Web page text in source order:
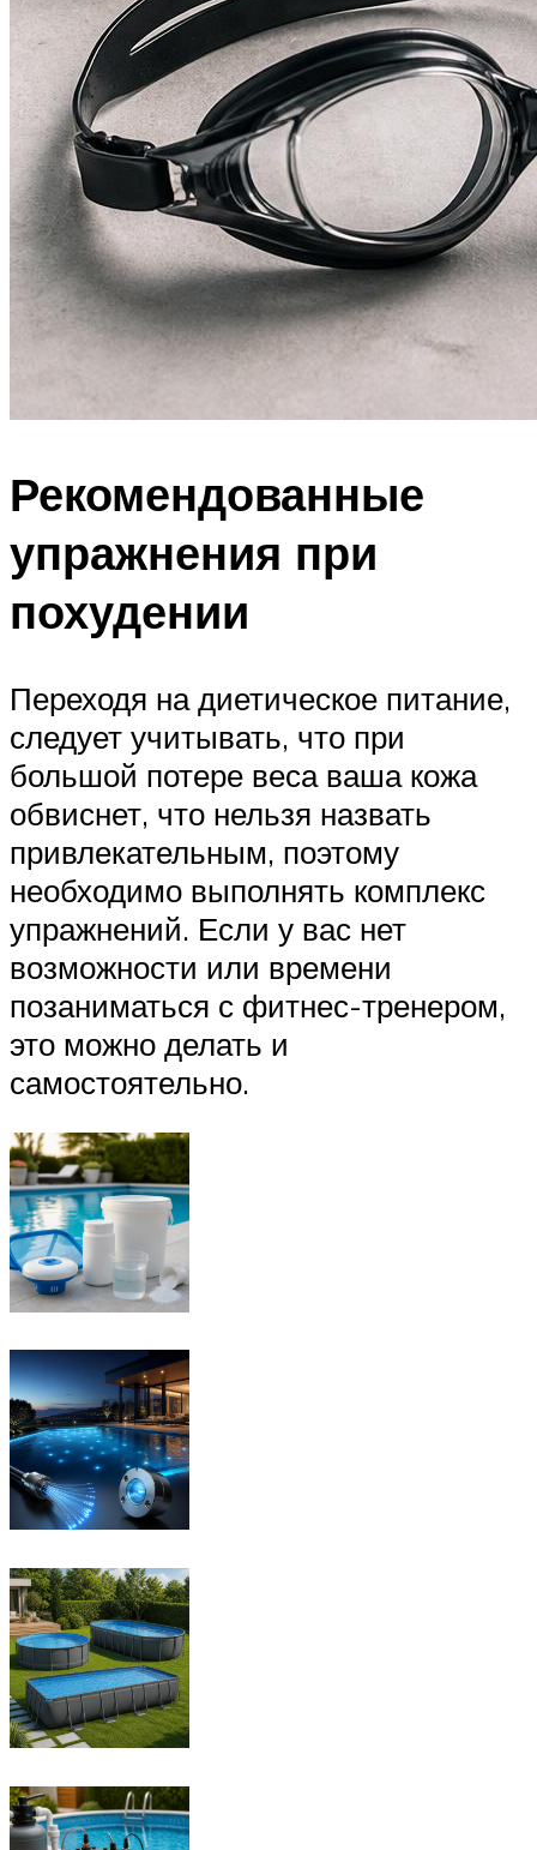
Рекомендованные
упражнения при
похудении
Переходя на диетическое питание,
следует учитывать, что при
большой потере веса ваша кожа
обвиснет, что нельзя назвать
привлекательным, поэтому
необходимо выполнять комплекс
упражнений. Если у вас нет
возможности или времени
позаниматься с фитнес-тренером,
это можно делать и
самостоятельно.